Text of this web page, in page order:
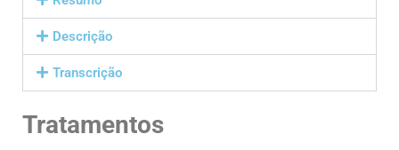
Descrição
Transcrição
Tratamentos